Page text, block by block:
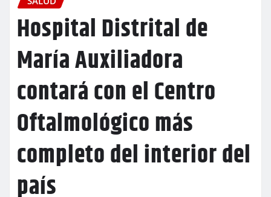
Hospital Distrital de
María Auxiliadora
contará con el Centro
Oftalmológico más
completo del interior del
país